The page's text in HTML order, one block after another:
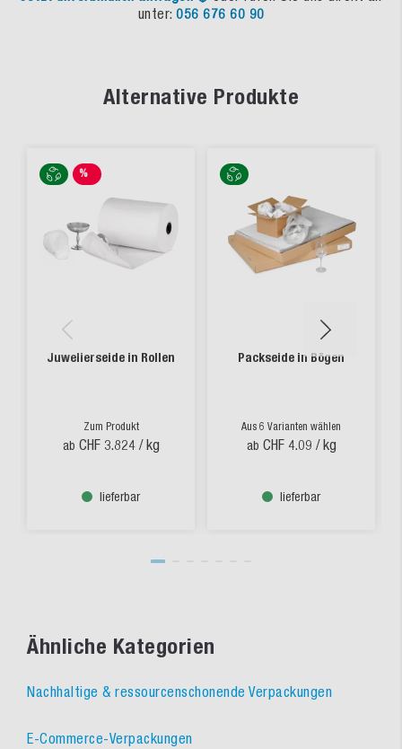
unter: 056 676 60 90
Alternative Produkte
%
Juwelierseide in Rollen
Zum Produkt
ab CHF 3.824 / kg
lieferbar
Packseide in Bögen
Aus 6 Varianten wählen
ab CHF 4.09 / kg
lieferbar
Ähnliche Kategorien
Nachhaltige & ressourcenschonende Verpackungen
E-Commerce-Verpackungen